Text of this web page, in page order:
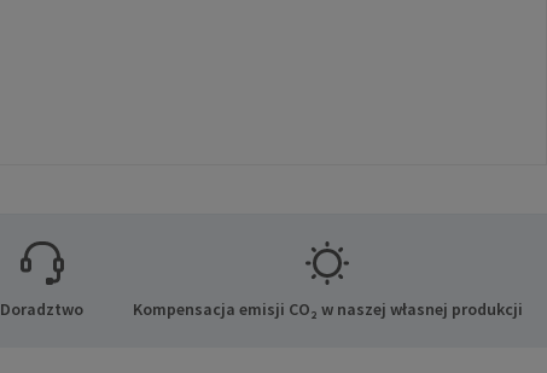
Doradztwo Kompensacja emisji CO₂ w naszej własnej produkcji